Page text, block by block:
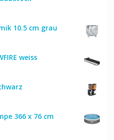
10.5 cm grau
weiss
366 x 76 cm